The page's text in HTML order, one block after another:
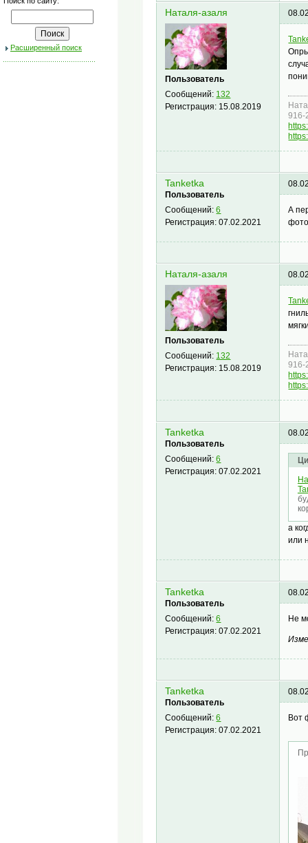
Расширенный поиск
Наталя-азаля
Пользователь
Сообщений: 132
Регистрация: 15.08.2019
916-
Tanketka
Пользователь
Сообщений:6
Регистрация:07.02.2021
А
Наталя-азаля
Пользователь
Сообщений: 132
Регистрация: 15.08.2019
916-
Tanketka
Пользователь
Сообщений:6
Регистрация:07.02.2021
а
или
Tanketka
Пользователь
Сообщений:6
Регистрация:07.02.2021
Не
Tanketka
Пользователь
Сообщений:6
Регистрация:07.02.2021
Вот